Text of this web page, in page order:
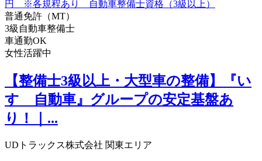
普通免許（MT）
3級自動車整備士
車通勤OK
女性活躍中
【整備士3級以上・大型車の整備】『い
すゞ自動車』グループの安定基盤あ
り！｜...
UDトラックス株式会社 関東エリア